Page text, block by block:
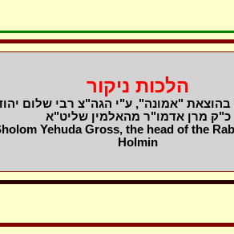
הלכות ניקור
בהוצאת "אמונה", ע"י הגה"צ רבי שלום
כ"ק מרן אדמו"ר מהאלמין שליט"א
Yehuda Gross, the head of the
Holmin